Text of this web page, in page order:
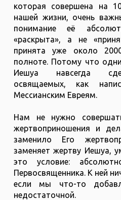
которая совершена на
нашей жизни, очень
понимание её
«раскрыта», а не
принята уже около
полноте. Потому что
Иешуа навсегда
освящаемых, как
Мессианским Евреям.
Нам не нужно
жертвоприношения и
заменило Его
заменяет жертву Иешуа,
это условие:
Первосвященника. К ней
если мы что-то
недостаточной.